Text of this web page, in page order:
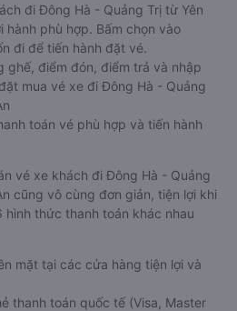
đi Đông Hà - Quảng Trị từ Yên
hành phù hợp. Bấm chọn vào
đi để tiến hành đặt vé.
ghế, điểm đón, điểm trả và nhập
mua vé xe đi Đông Hà - Quảng
toán vé phù hợp và tiến hành
vé xe khách đi Đông Hà - Quảng
cũng vô cùng đơn giản, tiện lợi khi
hình thức thanh toán khác nhau
mặt tại các cửa hàng tiện lợi và
thanh toán quốc tế (Visa, Master